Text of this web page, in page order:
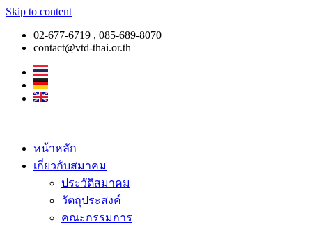
Skip to content
02-677-6719 , 085-689-8070
contact@vtd-thai.or.th
หน้าหลัก
เกี่ยวกับสมาคม
ประวัติสมาคม
วัตถุประสงค์
คณะกรรมการ